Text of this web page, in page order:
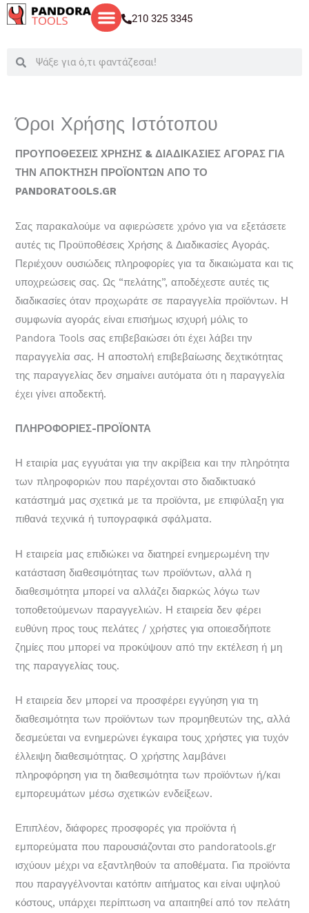
Μετάβαση
στο
210 325 3345
SearchSearch
Όροι Χρήσης Ιστότοπου
ΠΡΟΥΠΟΘΕΣΕΙΣ ΧΡΗΣΗΣ & ΔΙΑΔΙΚΑΣΙΕΣ ΑΓΟΡΑΣ ΓΙΑ
ΤΗΝ ΑΠΟΚΤΗΣΗ ΠΡΟΪΟΝΤΩΝ ΑΠΟ ΤΟ
PANDORATOOLS.GR
Σας παρακαλούμε να αφιερώσετε χρόνο για να εξετάσετε
αυτές τις Προϋποθέσεις Χρήσης & Διαδικασίες Αγοράς.
Περιέχουν ουσιώδεις πληροφορίες για τα δικαιώματα και τις
υποχρεώσεις σας. Ως “πελάτης”, αποδέχεστε αυτές τις
διαδικασίες όταν προχωράτε σε παραγγελία προϊόντων. Η
συμφωνία αγοράς είναι επισήμως ισχυρή μόλις το
Pandora Tools σας επιβεβαιώσει ότι έχει λάβει την
παραγγελία σας. Η αποστολή επιβεβαίωσης δεχτικότητας
της παραγγελίας δεν σημαίνει αυτόματα ότι η παραγγελία
έχει γίνει αποδεκτή.
ΠΛΗΡΟΦΟΡΙΕΣ-ΠΡΟΪΟΝΤΑ
Η εταιρία μας εγγυάται για την ακρίβεια και την πληρότητα
των πληροφοριών που παρέχονται στο διαδικτυακό
κατάστημά μας σχετικά με τα προϊόντα, με επιφύλαξη για
πιθανά τεχνικά ή τυπογραφικά σφάλματα.
Η εταιρεία μας επιδιώκει να διατηρεί ενημερωμένη την
κατάσταση διαθεσιμότητας των προϊόντων, αλλά η
διαθεσιμότητα μπορεί να αλλάζει διαρκώς λόγω των
τοποθετούμενων παραγγελιών. Η εταιρεία δεν φέρει
ευθύνη προς τους πελάτες / χρήστες για οποιεσδήποτε
ζημίες που μπορεί να προκύψουν από την εκτέλεση ή μη
της παραγγελίας τους.
Η εταιρεία δεν μπορεί να προσφέρει εγγύηση για τη
διαθεσιμότητα των προϊόντων των προμηθευτών της, αλλά
δεσμεύεται να ενημερώνει έγκαιρα τους χρήστες για τυχόν
έλλειψη διαθεσιμότητας. Ο χρήστης λαμβάνει
πληροφόρηση για τη διαθεσιμότητα των προϊόντων ή/και
εμπορευμάτων μέσω σχετικών ενδείξεων.
Επιπλέον, διάφορες προσφορές για προϊόντα ή
εμπορεύματα που παρουσιάζονται στο pandoratools.gr
ισχύουν μέχρι να εξαντληθούν τα αποθέματα. Για προϊόντα
που παραγγέλνονται κατόπιν αιτήματος και είναι υψηλού
κόστους, υπάρχει περίπτωση να απαιτηθεί από τον πελάτη